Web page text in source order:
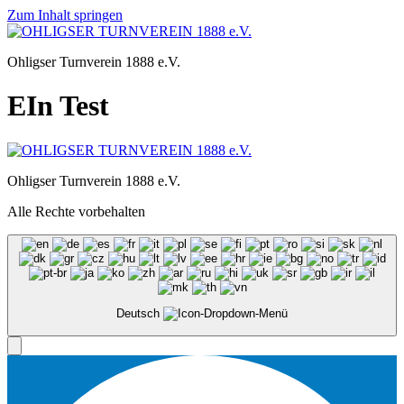
Zum Inhalt springen
Ohligser Turnverein 1888 e.V.
EIn Test
Ohligser Turnverein 1888 e.V.
Alle Rechte vorbehalten
Deutsch